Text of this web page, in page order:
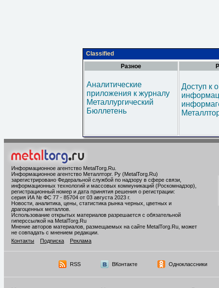
Classified
Разное
Аналитические
приложения к журналу
Металлургический
Бюллетень
Доступ к
Информационное агентство MetalTorg.Ru
Информационное агентство Металлторг. Ру (MetalTorg.Ru)
зарегистрировано Федеральной службой по надзору в сфере связи,
информационных технологий и массовых коммуникаций (Роскомнадзор),
регистрационный номер и дата принятия решения о регистрации:
серия ИА № ФС 77 - 85704 от 03 августа 2023 г.
Новости, аналитика, цены, статистика рынка черных, цветных и
драгоценных металлов.
Использование открытых материалов разрешается с обязательной
гиперссылкой на MetalTorg.Ru
Мнение авторов материалов, размещаемых на сайте MetalTorg.Ru, может
не совпадать с мнением редакции.
Контакты
Подписка Реклама
RSS ВКонтакте Одноклассники